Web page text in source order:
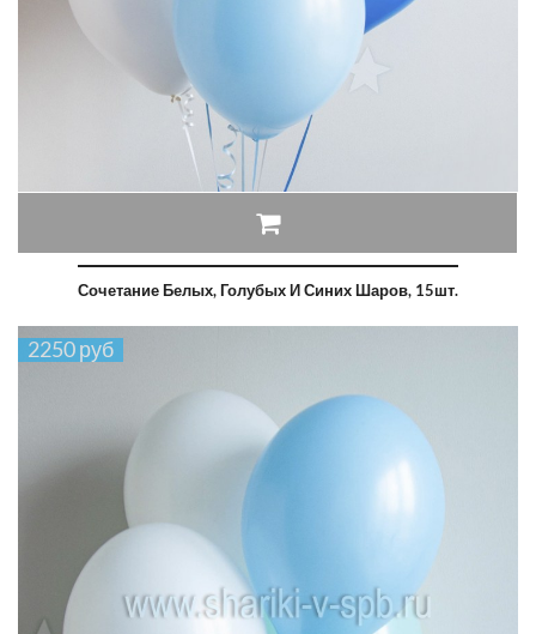
Сочетание Белых, Голубых И Синих Шаров, 15шт.
2250 руб